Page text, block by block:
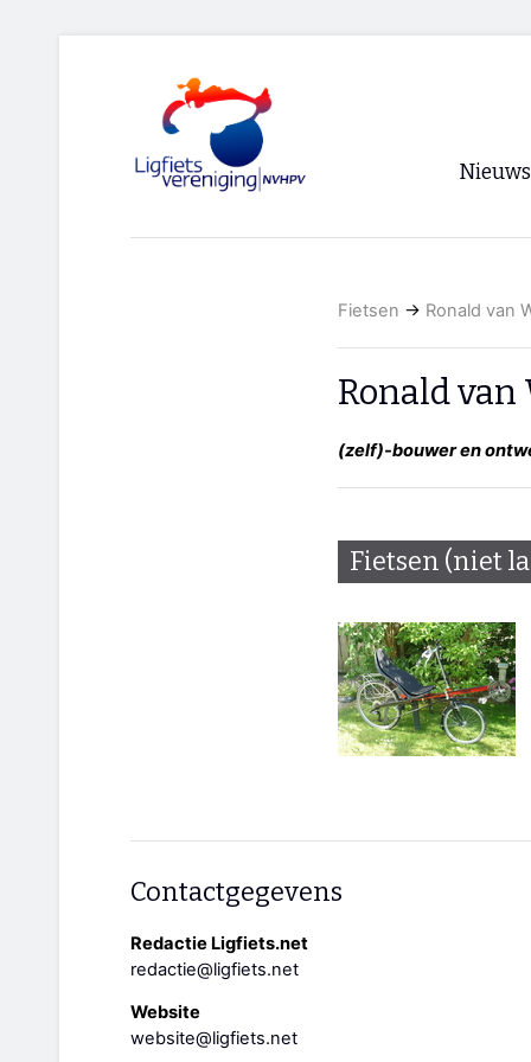
Nieuws
Archief
RSS
Fietsen → Ronald van
Ronald van
(zelf)-bouwer en
Fietsen (niet
Contactgegevens
Redactie Ligfiets.net
redactie@ligfiets.net
Website
website@ligfiets.net